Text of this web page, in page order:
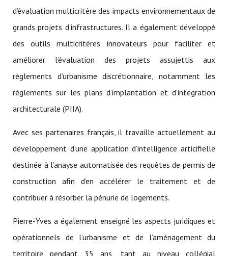
d’évaluation multicritère des impacts environnementaux de
grands projets d’infrastructures. Il a également développé
des outils multicritères innovateurs pour faciliter et
améliorer l’évaluation des projets assujettis aux
règlements d’urbanisme discrétionnaire, notamment les
règlements sur les plans d’implantation et d’intégration
architecturale (PIIA).
Avec ses partenaires français, il travaille actuellement au
développement d’une application d’intelligence articifielle
destinée à l’anayse automatisée des requêtes de permis de
construction afin d’en accélérer le traitement et de
contribuer à résorber la pénurie de logements.
Pierre-Yves a également enseigné les aspects juridiques et
opérationnels de l’urbanisme et de l’aménagement du
territoire pendant 35 ans, tant au niveau collégial